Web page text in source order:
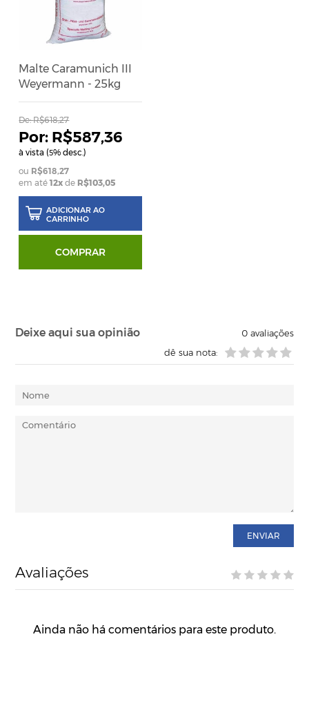
Malte Caramunich III
Weyermann - 25kg
De:R$618,27
R$587,36
à vista (5% desc.)
R$618,27
em até12x de R$103,05
ADICIONAR AO
CARRINHO
COMPRAR
Deixe aqui sua opinião 0avaliações
dê sua nota:
ENVIAR
Avaliações
Ainda não há comentários para este produto.